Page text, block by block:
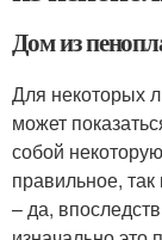
Дом из
Для некоторых
может
собой
правильное,
– да,